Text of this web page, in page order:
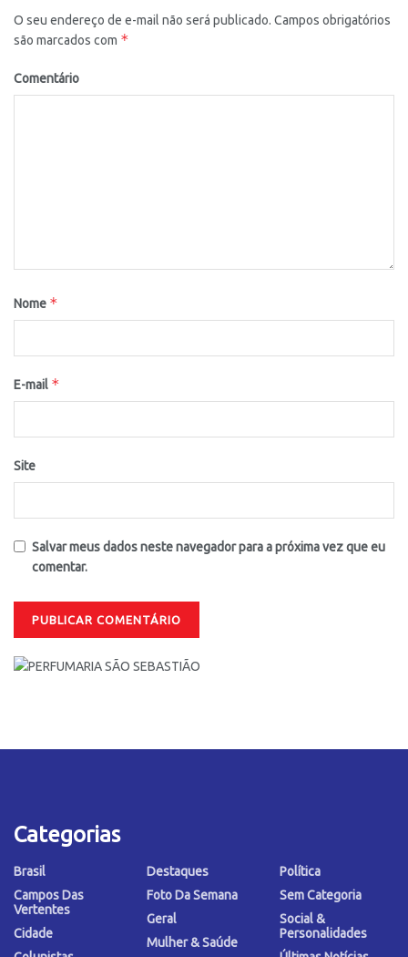
O seu endereço de e-mail não será publicado. Campos obrigatórios
são marcados com *
Comentário
Nome *
E-mail *
Site
Salvar meus dados neste navegador para a próxima vez que eu
comentar.
Categorias
Brasil
Campos Das
Vertentes
Cidade
Destaques
Foto Da Semana
Geral
Mulher & Saúde
Política
Sem Categoria
Social &
Personalidades